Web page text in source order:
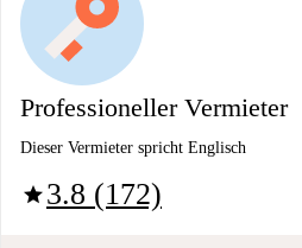
Professioneller Vermieter
Dieser Vermieter spricht Englisch
star3.8 (172)